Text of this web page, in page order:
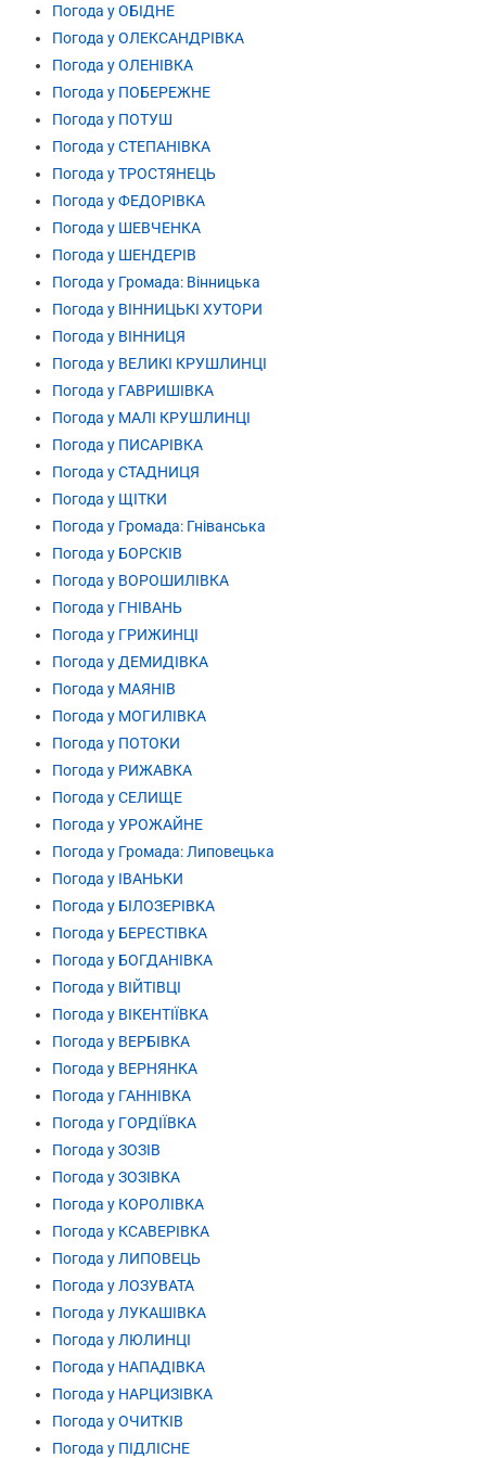
Погода у ОБІДНЕ
Погода у ОЛЕКСАНДРІВКА
Погода у ОЛЕНІВКА
Погода у ПОБЕРЕЖНЕ
Погода у ПОТУШ
Погода у СТЕПАНІВКА
Погода у ТРОСТЯНЕЦЬ
Погода у ФЕДОРІВКА
Погода у ШЕВЧЕНКА
Погода у ШЕНДЕРІВ
Погода у Громада: Вінницька
Погода у ВІННИЦЬКІ ХУТОРИ
Погода у ВІННИЦЯ
Погода у ВЕЛИКІ КРУШЛИНЦІ
Погода у ГАВРИШІВКА
Погода у МАЛІ КРУШЛИНЦІ
Погода у ПИСАРІВКА
Погода у СТАДНИЦЯ
Погода у ЩІТКИ
Погода у Громада: Гніванська
Погода у БОРСКІВ
Погода у ВОРОШИЛІВКА
Погода у ГНІВАНЬ
Погода у ГРИЖИНЦІ
Погода у ДЕМИДІВКА
Погода у МАЯНІВ
Погода у МОГИЛІВКА
Погода у ПОТОКИ
Погода у РИЖАВКА
Погода у СЕЛИЩЕ
Погода у УРОЖАЙНЕ
Погода у Громада: Липовецька
Погода у ІВАНЬКИ
Погода у БІЛОЗЕРІВКА
Погода у БЕРЕСТІВКА
Погода у БОГДАНІВКА
Погода у ВІЙТІВЦІ
Погода у ВІКЕНТІЇВКА
Погода у ВЕРБІВКА
Погода у ВЕРНЯНКА
Погода у ГАННІВКА
Погода у ГОРДІЇВКА
Погода у ЗОЗІВ
Погода у ЗОЗІВКА
Погода у КОРОЛІВКА
Погода у КСАВЕРІВКА
Погода у ЛИПОВЕЦЬ
Погода у ЛОЗУВАТА
Погода у ЛУКАШІВКА
Погода у ЛЮЛИНЦІ
Погода у НАПАДІВКА
Погода у НАРЦИЗІВКА
Погода у ОЧИТКІВ
Погода у ПІДЛІСНЕ